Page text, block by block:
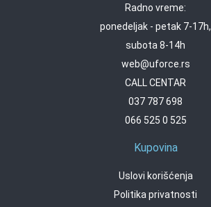
Radno vreme:
ponedeljak - petak 7-17h,
subota 8-14h
web@uforce.rs
CALL CENTAR
037 787 698
066 525 0 525
Kupovina
Uslovi korišćenja
Politika privatnosti